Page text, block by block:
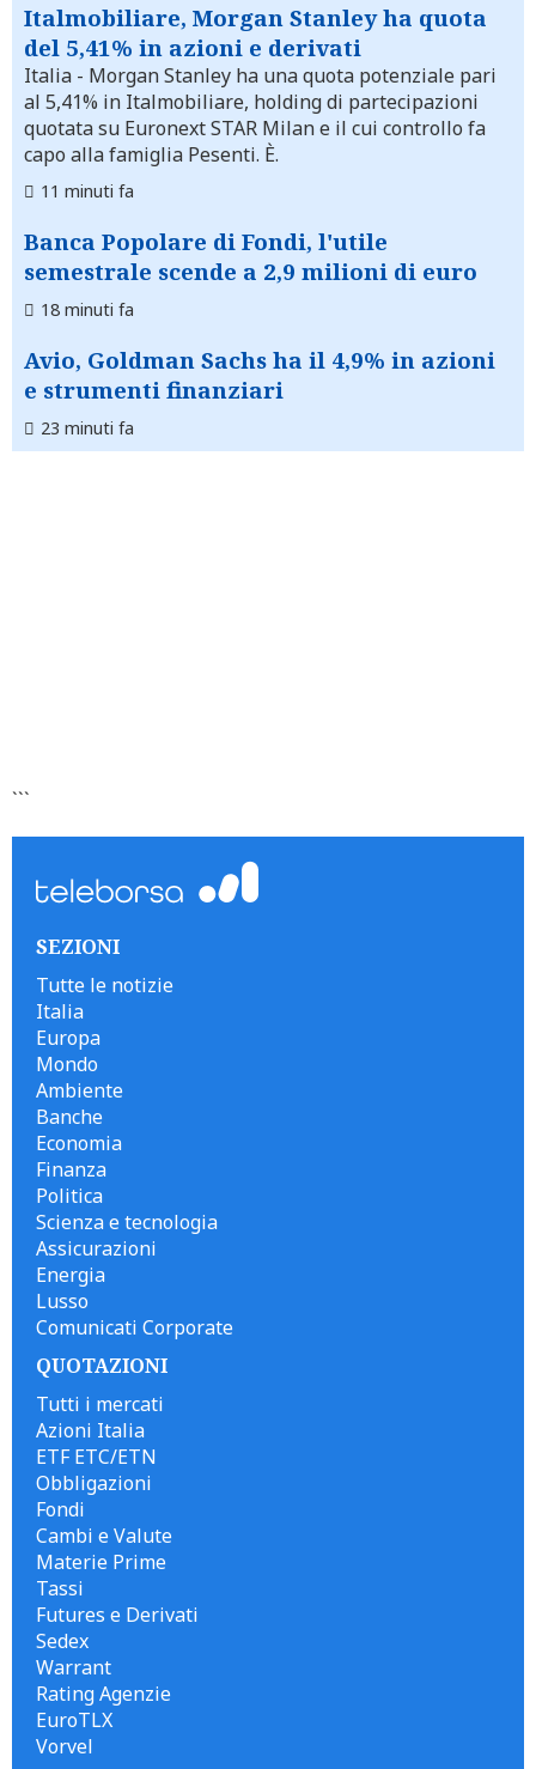
Italmobiliare, Morgan Stanley ha quota
del 5,41% in azioni e derivati
Italia - Morgan Stanley ha una quota potenziale pari
al 5,41% in Italmobiliare, holding di partecipazioni
quotata su Euronext STAR Milan e il cui controllo fa
capo alla famiglia Pesenti. È.
11 minuti fa
Banca Popolare di Fondi, l'utile
semestrale scende a 2,9 milioni di euro
18 minuti fa
Avio, Goldman Sachs ha il 4,9% in azioni
e strumenti finanziari
23 minuti fa
```
SEZIONI
Tutte le notizie
Italia
Europa
Mondo
Ambiente
Banche
Economia
Finanza
Politica
Scienza e tecnologia
Assicurazioni
Energia
Lusso
Comunicati Corporate
QUOTAZIONI
Tutti i mercati
Azioni Italia
ETF ETC/ETN
Obbligazioni
Fondi
Cambi e Valute
Materie Prime
Tassi
Futures e Derivati
Sedex
Warrant
Rating Agenzie
EuroTLX
Vorvel